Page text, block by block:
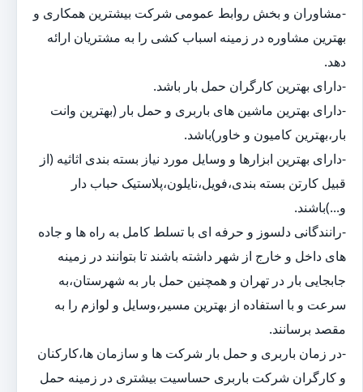
-مشاوران و بخش روابط عمومی شرکت بیشترین همکاری و
بهترین مشاوره در زمینه اسباب کشی را به مشتریان ارائه
دهد.
-دارای بهترین کارگران حمل بار باشد.
-دارای بهترین ماشین های باربری و حمل بار (بهترین وانت
بار،بهترین کامیون و خاور)باشد.
-دارای بهترین ابزارها و وسایل مورد نیاز بسته بندی اثاثیه (از
قبیل کارتن بسته بندی،فویل،نایلون،پلاستیک حباب دار
و...)باشند.
-رانندگانی دلسوز و حرفه ای با تسلط کامل به راه ها و جاده
های داخل و خارج از شهر داشته باشند تا بتوانند در زمینه
جابجایی بار در تهران و همچنین حمل بار به شهرستان،به
سرعت و با استفاده از بهترین مسیر،وسایل و لوازم را به
مقصد برسانند.
-در زمان باربری و حمل بار شرکت ها و سازمان ها،کارکنان
و کارگران شرکت باربری حساسیت بیشتری در زمینه حمل